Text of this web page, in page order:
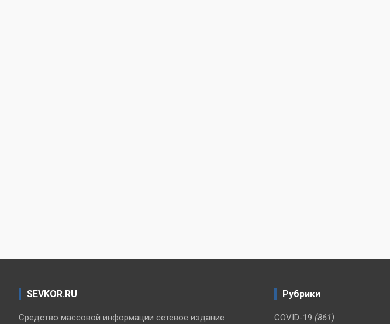
SEVKOR.RU
Средство массовой информации сетевое издание
Рубрики
COVID-19 (861)